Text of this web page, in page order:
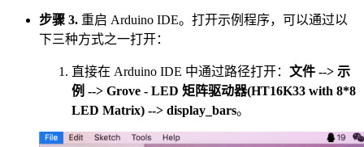
步骤 3. 重启 Arduino IDE。打开示例程序，可以通过以
下三种方式之一打开：
直接在 Arduino IDE 中通过路径打开： 文件 --> 示
例 --> Grove - LED 矩阵驱动器(HT16K33 with 8*8
LED Matrix) --> display_bars。